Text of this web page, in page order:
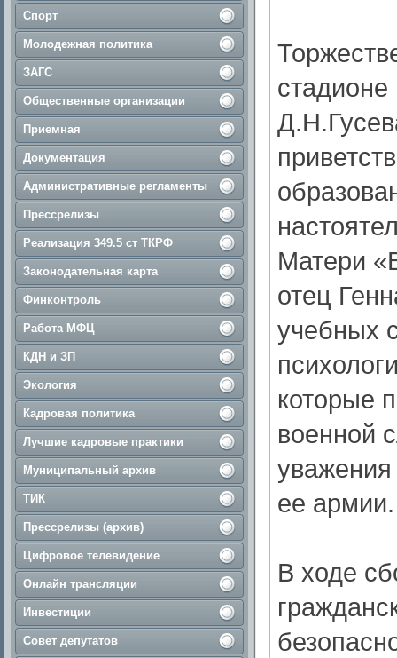
Спорт
Молодежная политика
ЗАГС
Общественные организации
Приемная
Документация
Административные регламенты
Прессрелизы
Реализация 349.5 ст ТКРФ
Законодательная карта
Финконтроль
Работа МФЦ
КДН и ЗП
Экология
Кадровая политика
Лучшие кадровые практики
Муниципальный архив
ТИК
Прессрелизы (архив)
Цифровое телевидение
Онлайн трансляции
Инвестиции
Совет депутатов
Матери
отец
учебных
которые
военной
ее армии.
В ходе